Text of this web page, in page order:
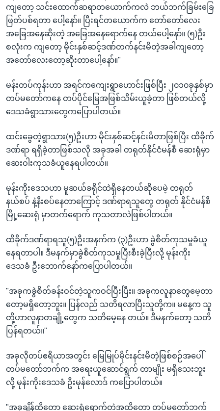
ကျတော့ သင်းထောက်ဆရာတယောက်ကလဲ ဘယ်ဘက်ခြမ်းခြေ
ဖြတ်ပစ်ရတာ ပေါ့နော်။ ပြီးရင်တယောက်က တော်တော်လေး
အခြေအနေဆိုးတဲ့ အခြေအနေရောက်နေ တယ်ပေါ့နော်။ (၅)ဦး
စလုံးက ကျတော့ မိုင်းနှစ်ဆင့်ဒဏ်တက်နင်းမိတဲ့အခါကျတော့
အတော်လေးတော့ဆိုးတာပေါ့နော်။"
မန်းတပ်ကုန်းဟာ အရင်ကကျေးရွာဟောင်းဖြစ်ပြီး ၂၀၁၀ခုနှစ်မှာ
တပ်မတော်ကနေ တပ်ပိုင်မြေအဖြစ်သိမ်းယူခဲ့တာ ဖြစ်တယ်လို့
ဒေသခံရွာသားတွေကပြောပါတယ်။
ထင်းခွေတဲ့ရွာသား(၅)ဦးဟာ မိုင်းနှစ်ဆင့်နင်းမိတာဖြစ်ပြီး ထိခိုက်
ဒဏ်ရာ ရရှိခဲ့တာဖြစ်သလို အခုအခါ တရုတ်နိုင်ငံမန်စီ ဆေးရုံမှာ
ဆေးဝါးကုသခံယူနေရပါတယ်။
မုန်းကိုးဒေသဟာ မူဆယ်ခရိုင်ထဲရှိနေတယ်ဆိုပေမဲ့ တရုတ်
နယ်စပ် နဲ့နီးစပ်နေတာကြောင့် ဒဏ်ရာရသူတွေ တရုတ် နိုင်ငံမန်စီ
မြို့ဆေးရုံ မှာတက်ရောက် ကုသတာလဲဖြစ်ပါတယ်။
ထိခိုက်ဒဏ်ရာရသူ(၅)ဦးအနက်က (၃)ဦးဟာ ခွဲစိတ်ကုသမှုခံယူ
နေရတာပါ။ ဒီမနက်မှာခွဲစိတ်ကုသမှုပြီးစီးခဲ့ပြီးလို့ မုန်းကိုး
ဒေသခံ ဦးဘောက်နော်ကပြောပါတယ်။
"အခုကခွဲစိတ်ခန်းဝင်တဲ့သူကဝင်ပြီးပြီး။ အခုကလူနာတွေမေ့တာ
တော့မရှိတော့ဘူး။ ပြန်လည် သတိရလာပြီးသူတို့က။ မနေ့က သူ
တို့ဟာလူနာတချို့တွေက သတိမေ့နေ တယ်။ ဒီမနက်တော့ သတိ
ပြန်ရတယ်။"
အခုလိုတပ်ဧရိယာအတွင်း မြေမြုပ်မိုင်းနင်းမိတဲ့ဖြစ်စဉ်အပေါ်
တပ်မတော်ဘက်က အရေးယူဆောင်ရွက် တာမျိုး မရှိသေးဘူး
လို့ မုန်းကိုးဒေသခံ ဦးမုန်လောဒ် ကပြောပါတယ်။
"အခုချိန်ထိတော့ ဆေးရုံရောက်တဲ့အထိတော့ တပ်မတော်ဘက်